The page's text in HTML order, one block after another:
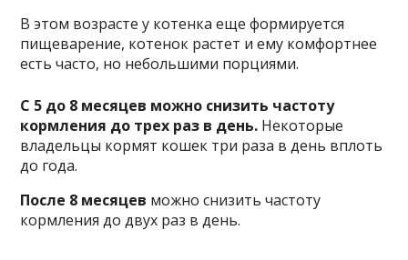
В этом возрасте у котенка еще формируется
пищеварение, котенок растет и ему комфортнее
есть часто, но небольшими порциями.
С 5 до 8 месяцев можно снизить частоту
кормления до трех раз в день. Некоторые
владельцы кормят кошек три раза в день вплоть
до года.
После 8 месяцев можно снизить частоту
кормления до двух раз в день.